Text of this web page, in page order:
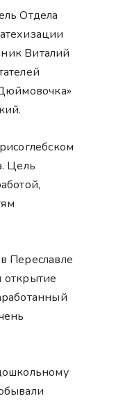
Отдела
Виталий
Цель
Переславле
открытие